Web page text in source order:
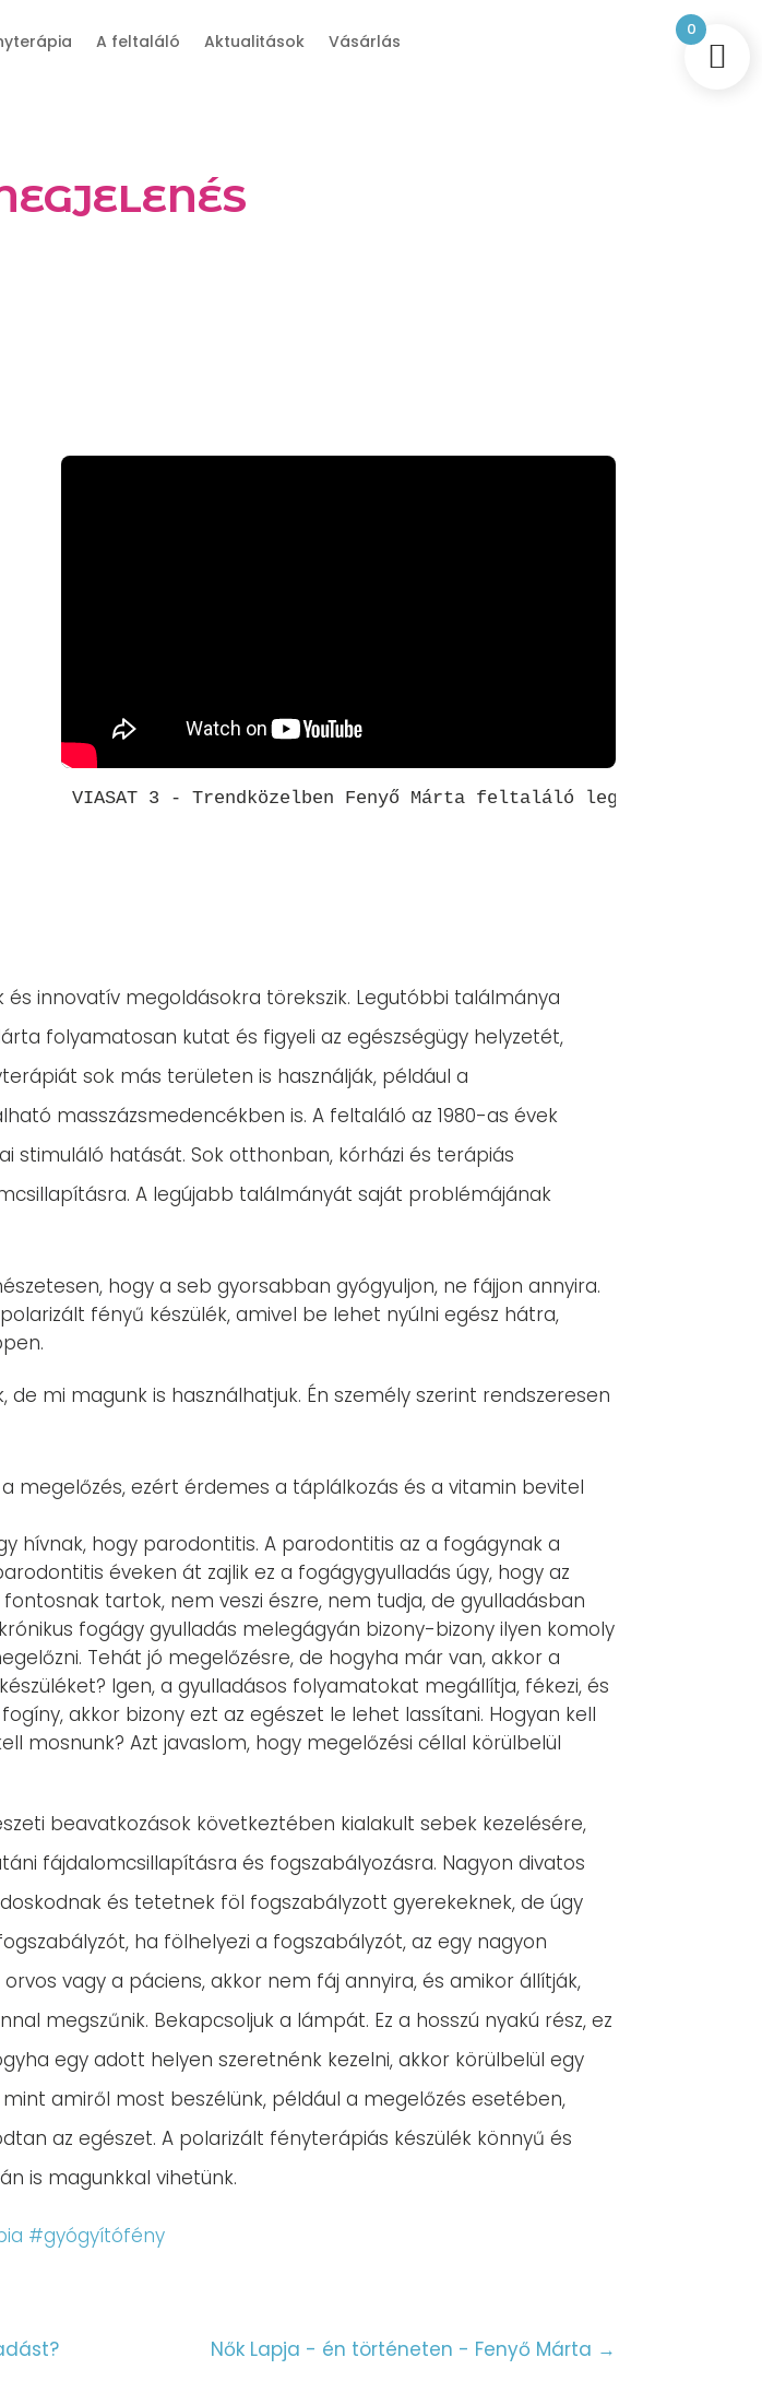
A feltaláló Aktualitások Vásárlás
VIASAT 3 - Trendközelben Fenyő Márta feltaláló legújabb
innovatív megoldásokra törekszik. Legutóbbi találmánya
folyamatosan kutat és figyeli az egészségügy helyzetét,
sok más területen is használják, például a
masszázsmedencékben is. A feltaláló az 1980-as évek
hatását. Sok otthonban, kórházi és terápiás
A legújabb találmányát saját problémájának
hogy a seb gyorsabban gyógyuljon, ne fájjon annyira.
fényű készülék, amivel be lehet nyúlni egész hátra,
de mi magunk is használhatjuk. Én személy szerint rendszeresen
megelőzés, ezért érdemes a táplálkozás és a vitamin bevitel
hívnak, hogy parodontitis. A parodontitis az a fogágynak a
éveken át zajlik ez a fogágygyulladás úgy, hogy az
tartok, nem veszi észre, nem tudja, de gyulladásban
fogágy gyulladás melegágyán bizony-bizony ilyen komoly
Tehát jó megelőzésre, de hogyha már van, akkor a
Igen, a gyulladásos folyamatokat megállítja, fékezi, és
akkor bizony ezt az egészet le lehet lassítani. Hogyan kell
mosnunk? Azt javaslom, hogy megelőzési céllal körülbelül
beavatkozások következtében kialakult sebek kezelésére,
fájdalomcsillapításra és fogszabályozásra. Nagyon divatos
és tetetnek föl fogszabályzott gyerekeknek, de úgy
ha fölhelyezi a fogszabályzót, az egy nagyon
vagy a páciens, akkor nem fáj annyira, és amikor állítják,
megszűnik. Bekapcsoljuk a lámpát. Ez a hosszú nyakú rész, ez
egy adott helyen szeretnénk kezelni, akkor körülbelül egy
amiről most beszélünk, például a megelőzés esetében,
az egészet. A polarizált fényterápiás készülék könnyű és
is magunkkal vihetünk.
#gyógyítófény
Nők Lapja - én történeten - Fenyő Márta →
0